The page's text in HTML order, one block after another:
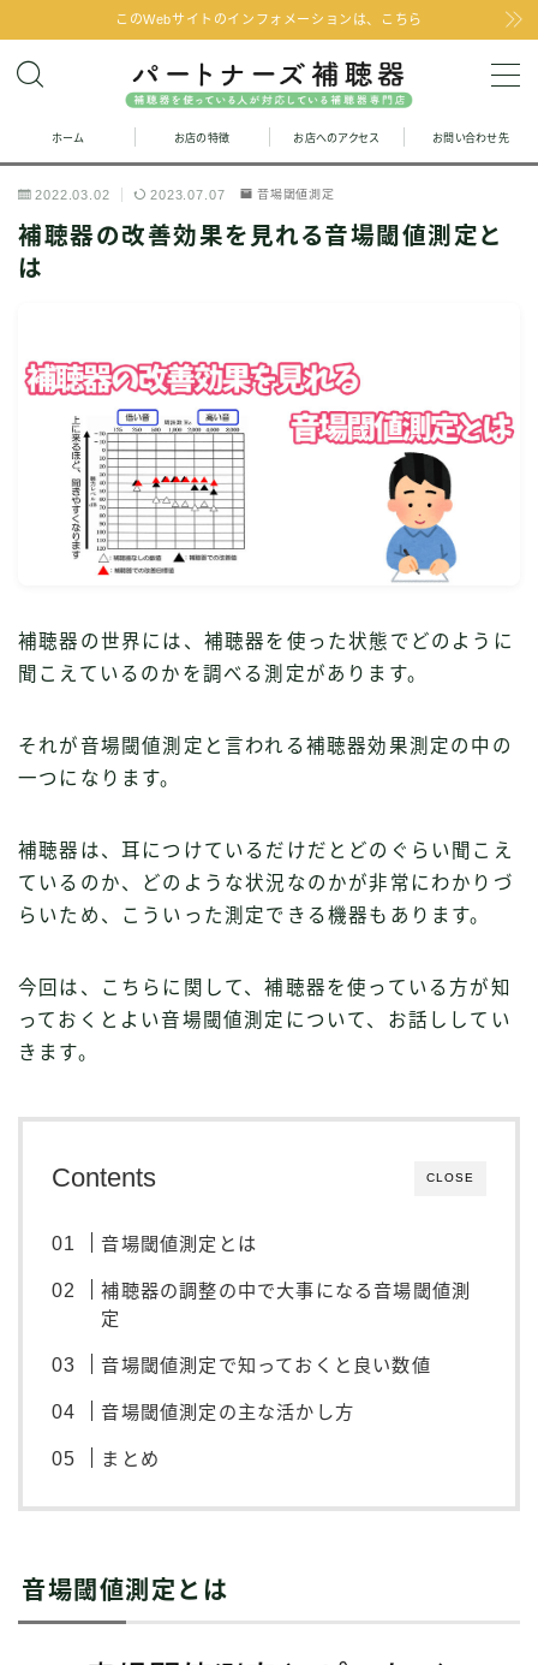
このWebサイトのインフォメーションは、こちら
MENU
お問い合わせ
お店の特徴
聞こえの改善と補聴器のFAQ
お客様の声
取り扱い補聴器
ホーム お店の特徴 お店へのアクセス お問い合わせ先
2022.03.02 2023.07.07 音場閾値測定
補聴器の改善効果を見れる音場閾値測定と
は
補聴器の世界には、補聴器を使った状態でどのように
聞こえているのかを調べる測定があります。
それが音場閾値測定と言われる補聴器効果測定の中の
一つになります。
補聴器は、耳につけているだけだとどのぐらい聞こえ
ているのか、どのような状況なのかが非常にわかりづ
らいため、こういった測定できる機器もあります。
今回は、こちらに関して、補聴器を使っている方が知
っておくとよい音場閾値測定について、お話ししてい
きます。
CLOSE
Contents
音場閾値測定とは
補聴器の調整の中で大事になる音場閾値測
定
音場閾値測定で知っておくと良い数値
音場閾値測定の主な活かし方
まとめ
音場閾値測定とは